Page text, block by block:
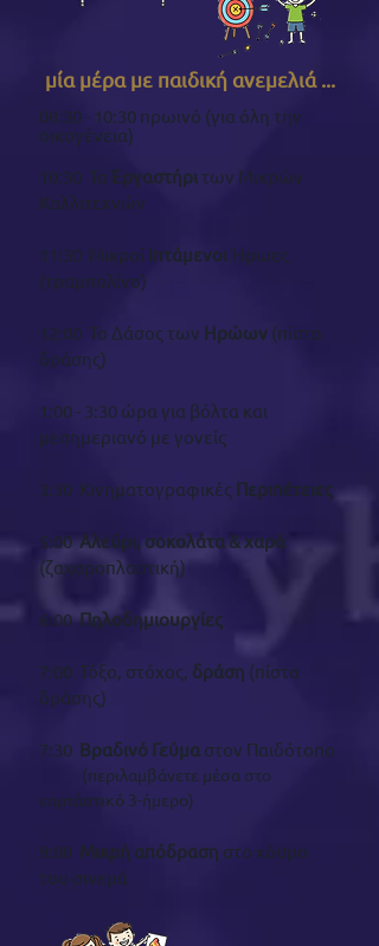
μία μέρα με παιδική ανεμελιά ...​
08:30 - 10:30 πρωινό (για όλη την
οικογένεια)​
10:30 Το Εργαστήριτων Μικρών
Καλλιτεχνών
11:30 Μικροί ΙπτάμενοιΉρωες
(τραμπολίνο)
12:00 Το Δάσος των Ηρώων (πίστα
δράσης)
1:00 - 3:30 ώρα για βόλτα και
μεσημεριανό με γονείς
3:30 Κινηματογραφικές Περιπέτειες
5:00 Αλεύρι, σοκολάτα & χαρά
(ζαχαροπλαστική)
6:00 Πηλοδημιουργίες
7:00 Τόξο, στόχος, δράση (πίστα
δράσης)
7:30 Βραδινό Γεύμα στον Παιδότοπο
(περιλαμβάνετε μέσα στο
εορτάστικό 3-ήμερο)
9:00 Μικρή απόδραση στο κόσμο
του σινεμά